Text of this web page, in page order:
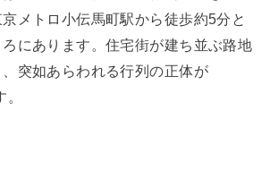
メトロ小伝馬町駅から徒歩約5分と
にあります。住宅街が建ち並ぶ路地
突如あらわれる行列の正体が